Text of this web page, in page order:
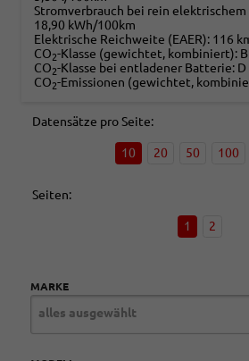
Stromverbrauch bei rein
18,90 kWh/100km
Elektrische Reichweite (EAER): 116
CO2-Klasse (gewichtet, kombiniert): B
CO2-Klasse bei entladener Batterie: D
CO2-Emissionen (gewichtet,
Datensätze pro Seite:
10 20 50 100
Seiten:
1 2
MARKE
alles ausgewählt